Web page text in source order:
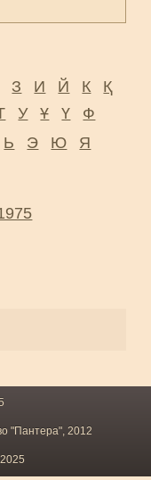
З И Й К
Қ
У Ұ Ү
Ф
Ь Э Ю Я
"Пантера", 2012